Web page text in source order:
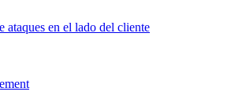
ataques en el lado del cliente